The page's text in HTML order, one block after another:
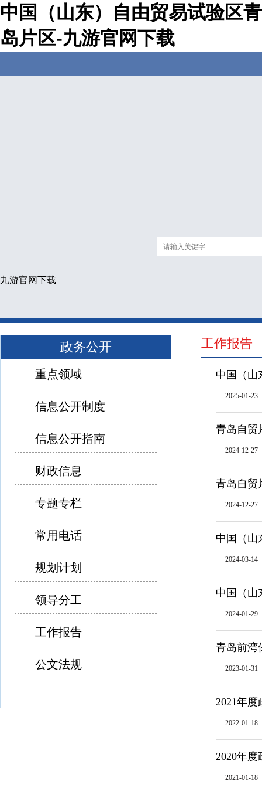
中国（山东）自由贸易试验区青
岛片区-九游官网下载
九游官网下载
政务公开
重点领域
信息公开制度
信息公开指南
财政信息
专题专栏
常用电话
规划计划
领导分工
工作报告
公文法规
工作报告
中国（山
2025-01-23
青岛自贸
2024-12-27
青岛自贸
2024-12-27
中国（山
2024-03-14
中国（山
2024-01-29
青岛前湾
2023-01-31
2021年
2022-01-18
2020年
2021-01-18